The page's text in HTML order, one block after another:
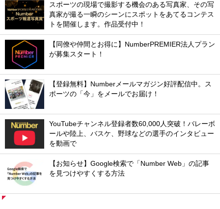
スポーツの現場で撮影する機会のある写真家、その写
真家が撮る一瞬のシーンにスポットをあてるコンテス
トを開催します。作品受付中！
【同僚や仲間とお得に】NumberPREMIER法人プラン
が募集スタート！
【登録無料】Numberメールマガジン好評配信中。ス
ポーツの「今」をメールでお届け！
YouTubeチャンネル登録者数60,000人突破！バレーボ
ールや陸上、バスケ、野球などの選手のインタビュー
を動画で
【お知らせ】Google検索で「Number Web」の記事
を見つけやすくする方法